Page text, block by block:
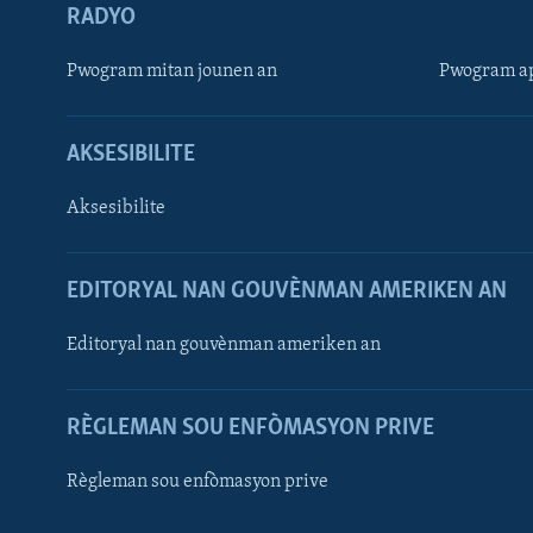
Languages
RADYO
Pwogram mitan jounen an Pwogram
AKSESIBILITE
Aksesibilite
EDITORYAL NAN GOUVÈNMAN AMERIKEN AN
Editoryal nan gouvènman ameriken an
RÈGLEMAN SOU ENFÒMASYON PRIVE
Règleman sou enfòmasyon prive